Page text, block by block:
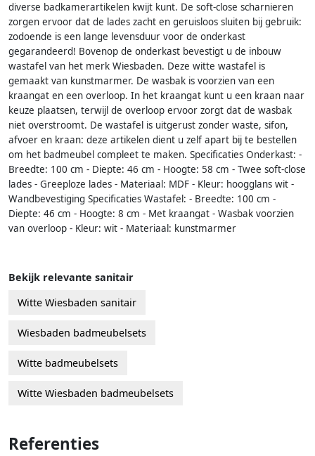
diverse badkamerartikelen kwijt kunt. De soft-close scharnieren
zorgen ervoor dat de lades zacht en geruisloos sluiten bij gebruik:
zodoende is een lange levensduur voor de onderkast
gegarandeerd! Bovenop de onderkast bevestigt u de inbouw
wastafel van het merk Wiesbaden. Deze witte wastafel is
gemaakt van kunstmarmer. De wasbak is voorzien van een
kraangat en een overloop. In het kraangat kunt u een kraan naar
keuze plaatsen, terwijl de overloop ervoor zorgt dat de wasbak
niet overstroomt. De wastafel is uitgerust zonder waste, sifon,
afvoer en kraan: deze artikelen dient u zelf apart bij te bestellen
om het badmeubel compleet te maken. Specificaties Onderkast: -
Breedte: 100 cm - Diepte: 46 cm - Hoogte: 58 cm - Twee soft-close
lades - Greeploze lades - Materiaal: MDF - Kleur: hoogglans wit -
Wandbevestiging Specificaties Wastafel: - Breedte: 100 cm -
Diepte: 46 cm - Hoogte: 8 cm - Met kraangat - Wasbak voorzien
van overloop - Kleur: wit - Materiaal: kunstmarmer
Bekijk relevante sanitair
Witte Wiesbaden sanitair
Wiesbaden badmeubelsets
Witte badmeubelsets
Witte Wiesbaden badmeubelsets
Referenties